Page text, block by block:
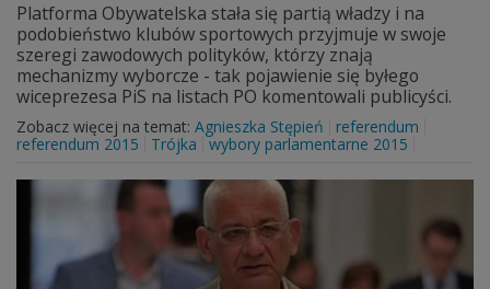
Platforma Obywatelska stała się partią władzy i na
podobieństwo klubów sportowych przyjmuje w swoje
szeregi zawodowych polityków, którzy znają
mechanizmy wyborcze - tak pojawienie się byłego
wiceprezesa PiS na listach PO komentowali publicyści.
Zobacz więcej na temat: Agnieszka Stępień
referendum
referendum 2015
Trójka wybory parlamentarne 2015